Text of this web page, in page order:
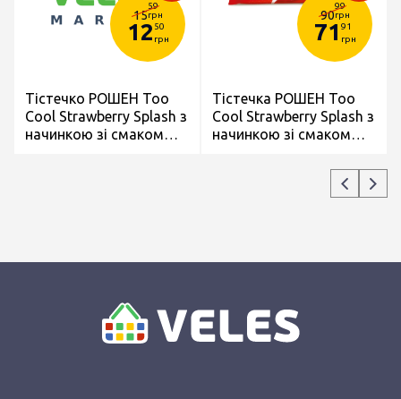
15
59
грн
12 50
грн
Тістечко РОШЕН Toо
Cool Strawberry Splash з
начинкою зі смаком
90
99
грн
71 91
грн
Тістечка РОШЕН Toо
Cool Strawberry Splash з
начинкою зі смаком
бісквітні глазуровані